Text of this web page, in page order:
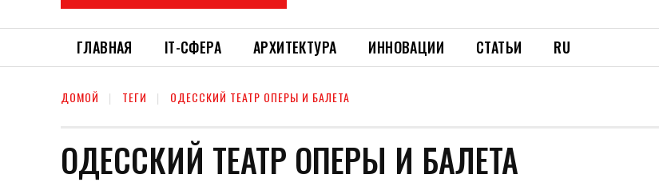
ГЛАВНАЯ ІТ-СФЕРА АРХИТЕКТУРА ИННОВАЦИИ СТАТЬИ RU
ДОМОЙ ТЕГИ ОДЕССКИЙ ТЕАТР ОПЕРЫ И БАЛЕТА
ОДЕССКИЙ ТЕАТР ОПЕРЫ И БАЛЕТА